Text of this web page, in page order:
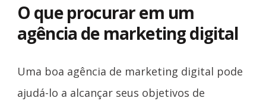
O que procurar em um
agência de marketing digital
Uma boa agência de marketing digital pode
ajudá-lo a alcançar seus objetivos de